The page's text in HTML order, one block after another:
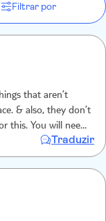
Filtrar por
& also, they don’t
this. You will need
Traduzir